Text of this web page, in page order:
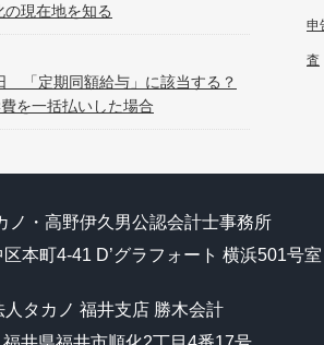
の現在地を知る
「定期同額給与」に該当する？
を一括払いした場合
申
査
ノ・高野伊久男公認会計士事務所
本町4-41 D’グラフォート 横浜501号室
人タカノ 福井支店 勝木会計